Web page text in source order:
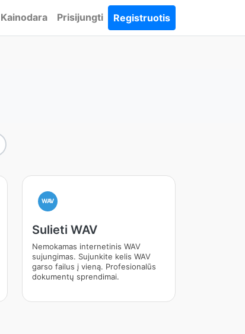
Kainodara Prisijungti Registruotis
WAV
Sulieti WAV
Nemokamas internetinis WAV
sujungimas. Sujunkite kelis WAV
garso failus į vieną. Profesionalūs
dokumentų sprendimai.